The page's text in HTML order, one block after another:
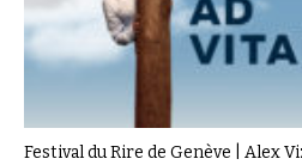
Festival du Rire de Genève | Alex